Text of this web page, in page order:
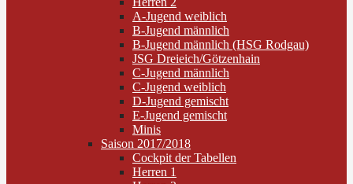
A-Jugend weiblich
B-Jugend männlich
B-Jugend männlich (HSG Rodgau)
JSG Dreieich/Götzenhain
C-Jugend männlich
C-Jugend weiblich
D-Jugend gemischt
E-Jugend gemischt
Minis
Saison 2017/2018
Cockpit der Tabellen
Herren 1